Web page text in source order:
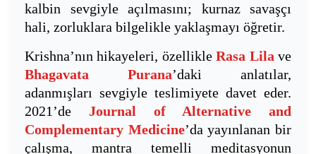
kalbin sevgiyle açılmasını; kurnaz savaşçı
hali, zorluklara bilgelikle yaklaşmayı öğretir.
Krishna’nın hikayeleri, özellikleRasa Lila ve
Bhagavata Purana’daki anlatılar,
adanmışları sevgiyle teslimiyete davet eder.
2021’de Journal of Alternative and
Complementary Medicine’da yayınlanan bir
çalışma, mantra temelli meditasyonun